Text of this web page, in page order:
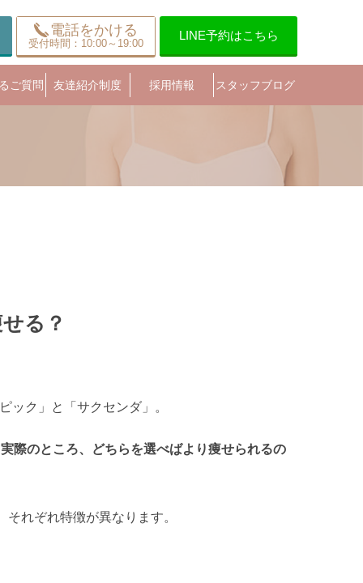
電話をかける
受付時間：10:00～19:00
LINE予約はこちら
ご質問 友達紹介制度 採用情報 スタッフブログ
る？
ック」と「サクセンダ」。
実際のところ、どちらを選べばより痩せられるの
れぞれ特徴が異なります。